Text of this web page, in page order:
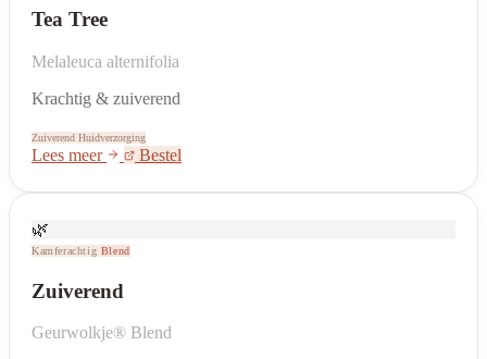
Tea Tree
Melaleuca alternifolia
Krachtig & zuiverend
Zuiverend Huidverzorging
Lees meer Bestel
🌿
Kamferachtig Blend
Zuiverend
Geurwolkje® Blend